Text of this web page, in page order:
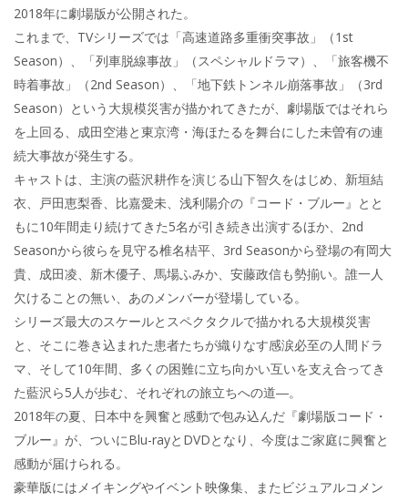
2018年に劇場版が公開された。
これまで、TVシリーズでは「高速道路多重衝突事故」（1st
Season）、「列車脱線事故」（スペシャルドラマ）、「旅客機不
時着事故」（2nd Season）、「地下鉄トンネル崩落事故」（3rd
Season）という大規模災害が描かれてきたが、劇場版ではそれら
を上回る、成田空港と東京湾・海ほたるを舞台にした未曽有の連
続大事故が発生する。
キャストは、主演の藍沢耕作を演じる山下智久をはじめ、新垣結
衣、戸田恵梨香、比嘉愛未、浅利陽介の『コード・ブルー』とと
もに10年間走り続けてきた5名が引き続き出演するほか、2nd
Seasonから彼らを見守る椎名桔平、3rd Seasonから登場の有岡大
貴、成田凌、新木優子、馬場ふみか、安藤政信も勢揃い。誰一人
欠けることの無い、あのメンバーが登場している。
シリーズ最大のスケールとスペクタクルで描かれる大規模災害
と、そこに巻き込まれた患者たちが織りなす感涙必至の人間ドラ
マ、そして10年間、多くの困難に立ち向かい互いを支え合ってき
た藍沢ら5人が歩む、それぞれの旅立ちへの道―。
2018年の夏、日本中を興奮と感動で包み込んだ『劇場版コード・
ブルー』が、ついにBlu-rayとDVDとなり、今度はご家庭に興奮と
感動が届けられる。
豪華版にはメイキングやイベント映像集、またビジュアルコメン